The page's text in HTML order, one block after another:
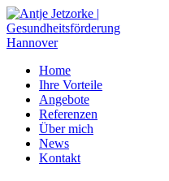
Home
Ihre Vorteile
Angebote
Referenzen
Über mich
News
Kontakt